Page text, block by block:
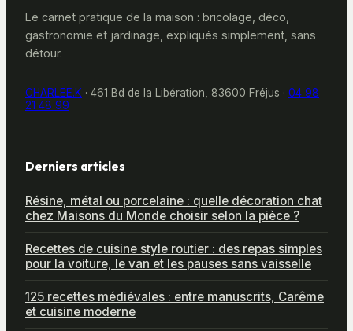
Le carnet pratique de la maison : bricolage, déco,
gastronomie et jardinage, expliqués simplement, sans
détour.
CHARLEE.K · 461 Bd de la Libération, 83600 Fréjus · 04 98
21 48 99
Derniers articles
Résine, métal ou porcelaine : quelle décoration chat
chez Maisons du Monde choisir selon la pièce ?
Recettes de cuisine style routier : des repas simples
pour la voiture, le van et les pauses sans vaisselle
125 recettes médiévales : entre manuscrits, Carême
et cuisine moderne